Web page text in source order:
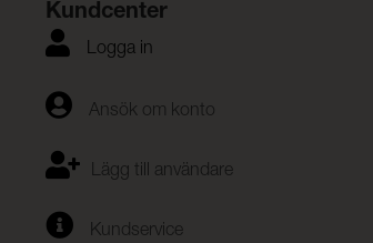
Kundcenter
Logga in
Ansök om konto
Lägg till användare
Kundservice